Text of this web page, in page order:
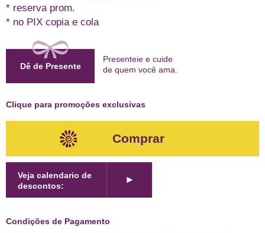
* reserva prom.
* no PIX copia e cola
Dê de Presente
Presenteie e cuide
de quem você ama
Clique para promoções exclusivas
Comprar
Veja calendario de
descontos:
►
Condições de Pagamento